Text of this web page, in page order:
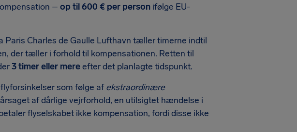
– op til600 € per person ifølge EU-
Paris Charles de Gaulle Lufthavn tæller timerne indtil
der tæller i forhold til kompensationen. Retten til
3 timer eller mereefter det planlagte tidspunkt.
som følge afekstraordinære
af dårlige vejrforhold, en utilsigtet hændelse i
flyselskabet ikke kompensation, fordi disse ikke